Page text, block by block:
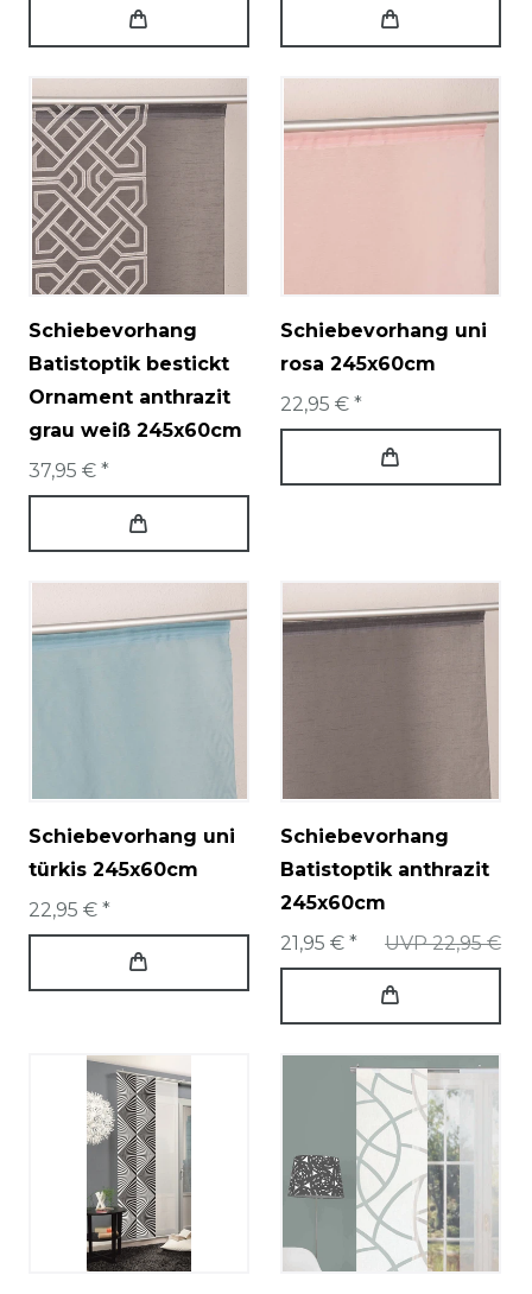
Schiebevorhang
Batistoptik bestickt
Ornament anthrazit
grau weiß 245x60cm
37,95 € *
Schiebevorhang uni
rosa 245x60cm
22,95 € *
Schiebevorhang uni
türkis 245x60cm
22,95 € *
Schiebevorhang
Batistoptik anthrazit
245x60cm
UVP 22,95 €
21,95 € *